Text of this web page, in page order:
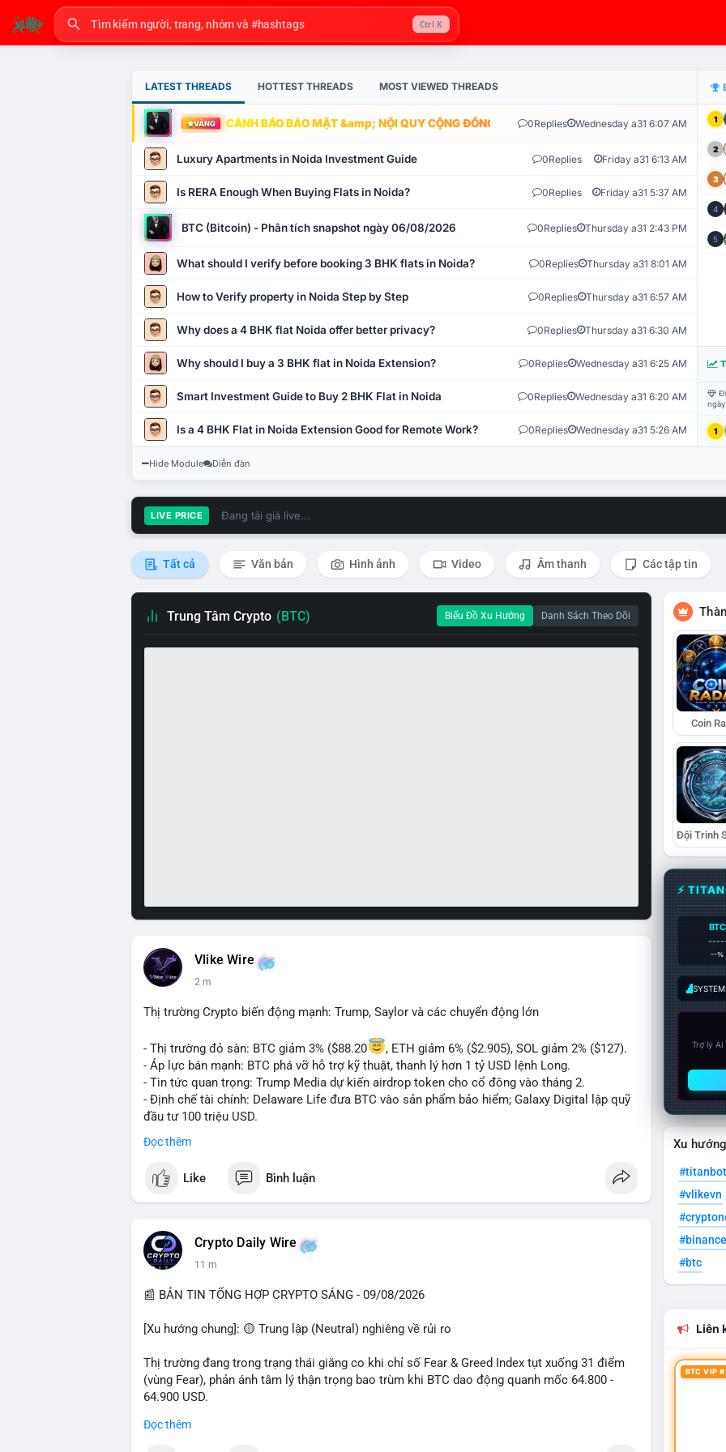
Ctrl K
LATEST THREADS HOTTEST THREADS MOST VIEWED THREADS
VÀNG CẢNH BÁO BẢO MẬT &amp; NỘI QUY CỘNG ĐỒNG VLIKE.VN: HỆ THỐNG GIÁM SÁT TỰ
0Replies Wednesday a31 6:07 AM
Luxury Apartments in Noida Investment Guide 0Replies Friday a31 6:13 AM
Is RERA Enough When Buying Flats in Noida? 0Replies Friday a31 5:37 AM
BTC (Bitcoin) - Phân tích snapshot ngày 06/08/2026 0Replies Thursday a31 2:43 PM
What should I verify before booking 3 BHK flats in Noida? 0Replies Thursday a31 8:01 AM
How to Verify property in Noida Step by Step 0Replies Thursday a31 6:57 AM
Why does a 4 BHK flat Noida offer better privacy? 0Replies Thursday a31 6:30 AM
Why should I buy a 3 BHK flat in Noida Extension? 0Replies Wednesday a31 6:25 AM
Smart Investment Guide to Buy 2 BHK Flat in Noida 0Replies Wednesday a31 6:20 AM
Is a 4 BHK Flat in Noida Extension Good for Remote Work? 0Replies Wednesday a31 5:26 AM
1
2
3
4
5
1
Hide Module Diễn đàn
LIVE PRICE Đang tải giá live...
Tất cả Văn bản Hình ảnh Video Âm thanh Các tập tin
Trung Tâm Crypto (BTC) Biểu Đồ Xu Hướng Danh Sách Theo Dõi
Vlike Wire
2 m
Thị trường Crypto biến động mạnh: Trump, Saylor và các chuyển động lớn
- Thị trường đỏ sàn: BTC giảm 3% ($88.20
, ETH giảm 6% ($2.905), SOL giảm 2% ($127).
- Áp lực bán mạnh: BTC phá vỡ hỗ trợ kỹ thuật, thanh lý hơn 1 tỷ USD lệnh Long.
- Tin tức quan trọng: Trump Media dự kiến airdrop token cho cổ đông vào tháng 2.
- Định chế tài chính: Delaware Life đưa BTC vào sản phẩm bảo hiểm; Galaxy Digital lập quỹ
đầu tư 100 triệu USD.
- Pháp lý: CEO Coinbase thúc đẩy khung pháp lý tại Davos; Bồ Đào Nha chặn Polymarket.
#binancesquare #cryptonews
$btc $eth $sol $xrp
#vlikevn #titanbot
📰 Nguồn: Decrypt
Đọc thêm
Like Bình luận
Crypto Daily Wire
11 m
📰 BẢN TIN TỔNG HỢP CRYPTO SÁNG - 09/08/2026
[Xu hướng chung]: 🟡 Trung lập (Neutral) nghiêng về rủi ro
Thị trường đang trong trạng thái giằng co khi chỉ số Fear & Greed Index tụt xuống 31 điểm
(vùng Fear), phản ánh tâm lý thận trọng bao trùm khi BTC dao động quanh mốc 64.800 -
64.900 USD.
- Thị trường & Giá cả: Hoạt động cá voi diễn ra mạnh mẽ với 7 giao dịch BTC lớn được ghi
Đọc thêm
Coin
⚡
BTC
--%
Trợ lý
Xu
#titanbot
#vlikevn
#btc
Liên
BTC VIP